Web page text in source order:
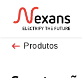
Produtos